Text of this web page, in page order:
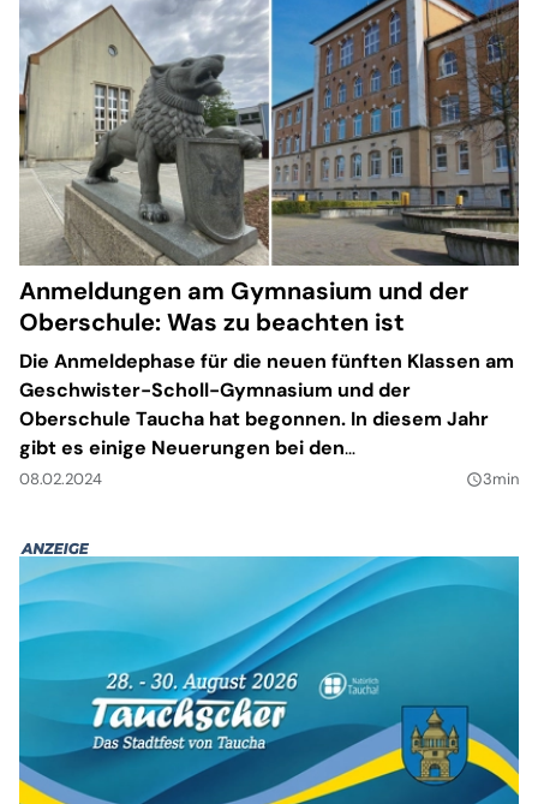
Anmeldungen am Gymnasium und der
Oberschule: Was zu beachten ist
Die Anmeldephase für die neuen fünften Klassen am
Geschwister-Scholl-Gymnasium und der
Oberschule Taucha hat begonnen. In diesem Jahr
gibt es einige Neuerungen bei den
Anmeldemodalitäten.
08.02.2024 query_builder3min